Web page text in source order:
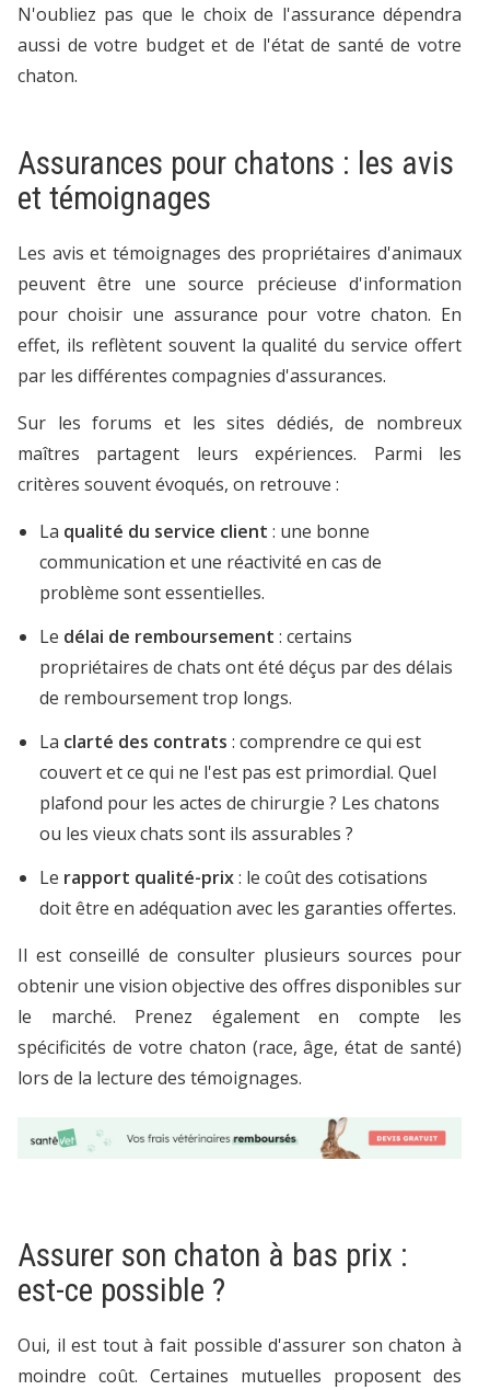
N'oubliez pas que le choix de l'assurance dépendra
aussi de votre budget et de l'état de santé de votre
chaton.
Assurances pour chatons : les avis
et témoignages
Les avis et témoignages des propriétaires d'animaux
peuvent être une source précieuse d'information
pour choisir une assurance pour votre chaton. En
effet, ils reflètent souvent la qualité du service offert
par les différentes compagnies d'assurances.
Sur les forums et les sites dédiés, de nombreux
maîtres partagent leurs expériences. Parmi les
critères souvent évoqués, on retrouve :
La qualité du service client : une bonne
communication et une réactivité en cas de
problème sont essentielles.
Le délai de remboursement : certains
propriétaires de chats ont été déçus par des délais
de remboursement trop longs.
La clarté des contrats : comprendre ce qui est
couvert et ce qui ne l'est pas est primordial. Quel
plafond pour les actes de chirurgie ? Les chatons
ou les vieux chats sont ils assurables ?
Le rapport qualité-prix: le coût des cotisations
doit être en adéquation avec les garanties offertes.
Il est conseillé de consulter plusieurs sources pour
obtenir une vision objective des offres disponibles sur
le marché. Prenez également en compte les
spécificités de votre chaton (race, âge, état de santé)
lors de la lecture des témoignages.
Assurer son chaton à bas prix :
est-ce possible ?
Oui, il est tout à fait possible d'assurer son chaton à
moindre coût. Certaines mutuelles proposent des